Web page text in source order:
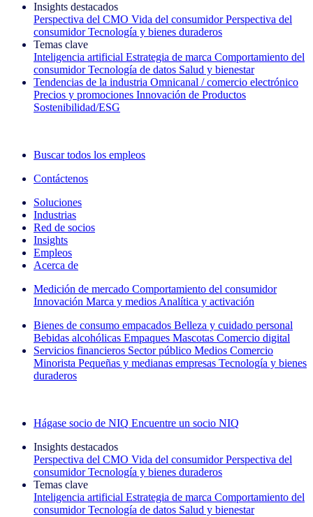
Insights destacados
Perspectiva del CMO Vida del consumidor Perspectiva del
consumidor Tecnología y bienes duraderos
Temas clave
Inteligencia artificial Estrategia de marca Comportamiento del
consumidor Tecnología de datos Salud y bienestar
Tendencias de la industria Omnicanal / comercio electrónico
Precios y promociones Innovación de Productos
Sostenibilidad/ESG
Buscar todos los empleos
Contáctenos
Soluciones
Industrias
Red de socios
Insights
Empleos
Acerca de
Medición de mercado Comportamiento del consumidor
Innovación Marca y medios Analítica y activación
Bienes de consumo empacados Belleza y cuidado personal
Bebidas alcohólicas Empaques Mascotas Comercio digital
Servicios financieros Sector público Medios Comercio
Minorista Pequeñas y medianas empresas Tecnología y bienes
duraderos
Hágase socio de NIQ Encuentre un socio NIQ
Insights destacados
Perspectiva del CMO Vida del consumidor Perspectiva del
consumidor Tecnología y bienes duraderos
Temas clave
Inteligencia artificial Estrategia de marca Comportamiento del
consumidor Tecnología de datos Salud y bienestar